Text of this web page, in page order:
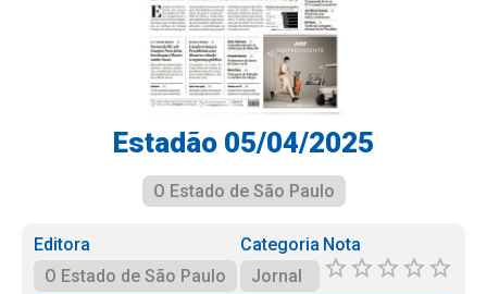
Estadão 05/04/2025
O Estado de São Paulo
Editora
O Estado de São Paulo
Categoria
Jornal
Nota